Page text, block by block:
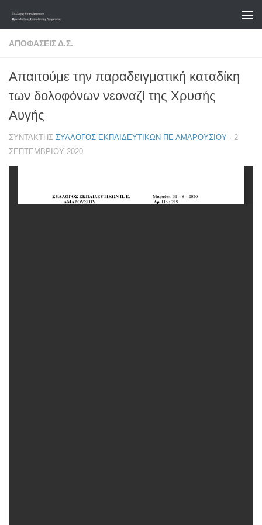
Skip to content
ΑΠΟΦΆΣΕΙΣ Δ.Σ.
Απαιτούμε την παραδειγματική καταδίκη
των δολοφόνων νεοναζί της Χρυσής
Αυγής
ΣΥΝΤΆΚΤΗΣ ΣΎΛΛΟΓΟΣ ΕΚΠΑΙΔΕΥΤΙΚΏΝ ΠΕ ΑΜΑΡΟΥΣΊΟΥ · 2
ΣΕΠΤΕΜΒΡΊΟΥ 2020